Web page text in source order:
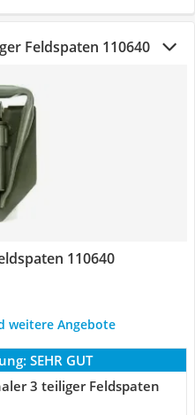
Feldspaten 110640
110640
weitere Angebote
SEHR GUT
3 teiliger Feldspaten